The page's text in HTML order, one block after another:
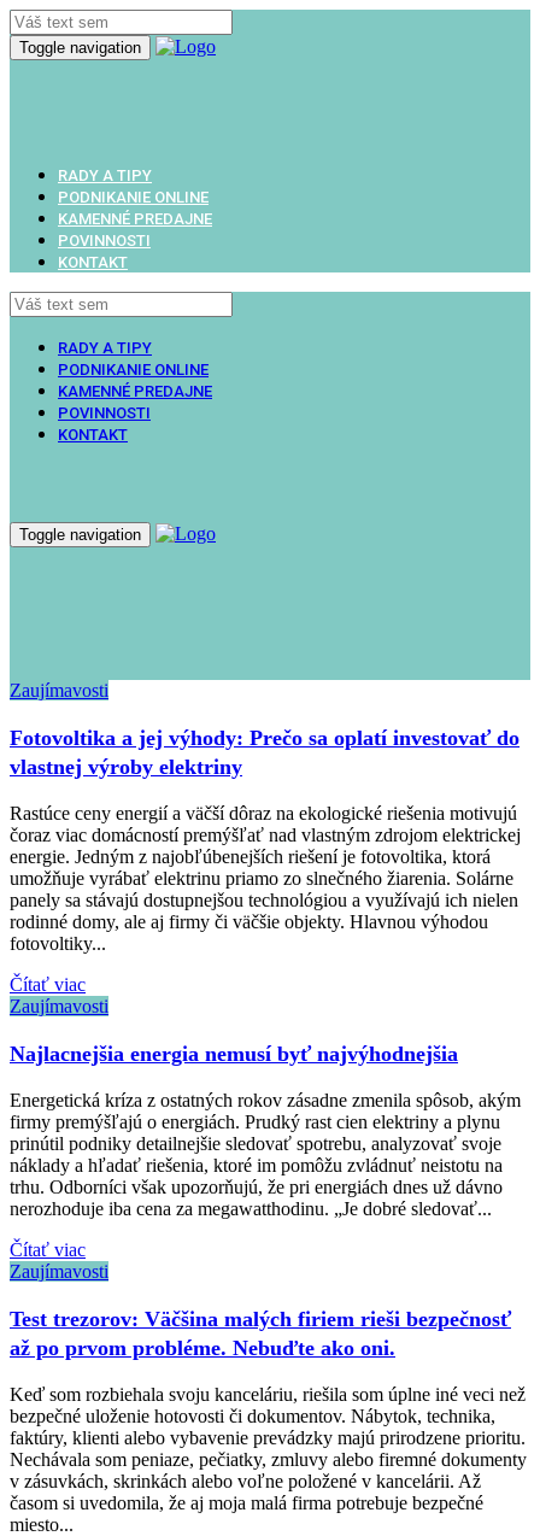
Toggle navigation
RADY A TIPY
PODNIKANIE ONLINE
KAMENNÉ PREDAJNE
POVINNOSTI
KONTAKT
RADY A TIPY
PODNIKANIE ONLINE
KAMENNÉ PREDAJNE
POVINNOSTI
KONTAKT
Toggle navigation
Zaujímavosti
Fotovoltika a jej výhody: Prečo sa oplatí investovať do
vlastnej výroby elektriny
Rastúce ceny energií a väčší dôraz na ekologické riešenia motivujú
čoraz viac domácností premýšľať nad vlastným zdrojom elektrickej
energie. Jedným z najobľúbenejších riešení je fotovoltika, ktorá
umožňuje vyrábať elektrinu priamo zo slnečného žiarenia. Solárne
panely sa stávajú dostupnejšou technológiou a využívajú ich nielen
rodinné domy, ale aj firmy či väčšie objekty. Hlavnou výhodou
fotovoltiky...
Čítať viac
Zaujímavosti
Najlacnejšia energia nemusí byť najvýhodnejšia
Energetická kríza z ostatných rokov zásadne zmenila spôsob, akým
firmy premýšľajú o energiách. Prudký rast cien elektriny a plynu
prinútil podniky detailnejšie sledovať spotrebu, analyzovať svoje
náklady a hľadať riešenia, ktoré im pomôžu zvládnuť neistotu na
trhu. Odborníci však upozorňujú, že pri energiách dnes už dávno
nerozhoduje iba cena za megawatthodinu. „Je dobré sledovať...
Čítať viac
Zaujímavosti
Test trezorov: Väčšina malých firiem rieši bezpečnosť
až po prvom probléme. Nebuďte ako oni.
Keď som rozbiehala svoju kanceláriu, riešila som úplne iné veci než
bezpečné uloženie hotovosti či dokumentov. Nábytok, technika,
faktúry, klienti alebo vybavenie prevádzky majú prirodzene prioritu.
Nechávala som peniaze, pečiatky, zmluvy alebo firemné dokumenty
v zásuvkách, skrinkách alebo voľne položené v kancelárii. Až
časom si uvedomila, že aj moja malá firma potrebuje bezpečné
miesto...